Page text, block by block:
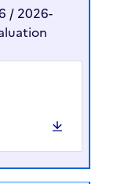
/ 2026-